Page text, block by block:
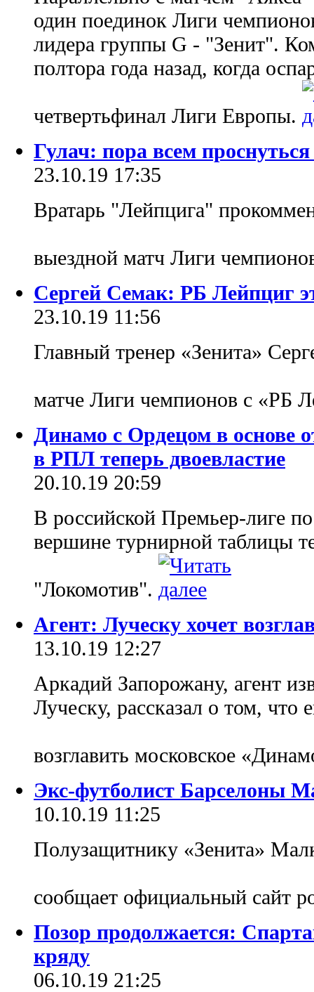
один поединок Лиги
лидера группы G - "Зенит".
полтора года назад, когда
четвертьфинал Лиги Европы.
Гулач: пора всем
23.10.19 17:35
Вратарь "Лейпцига"
выездной матч Лиги
Сергей Семак: РБ Лейпциг
23.10.19 11:56
Главный тренер «Зенита»
матче Лиги чемпионов с «РБ
Динамо с Ордецом в основе
в РПЛ теперь двоевластие
20.10.19 20:59
В российской Премьер-лиге
вершине турнирной таблицы
"Локомотив".
Агент: Луческу хочет
13.10.19 12:27
Аркадий Запорожану, агент
Луческу, рассказал о том, что
возглавить московское
Экс-футболист Барселоны
10.10.19 11:25
Полузащитнику «Зенита»
сообщает официальный сайт
Позор продолжается:
кряду
06.10.19 21:25